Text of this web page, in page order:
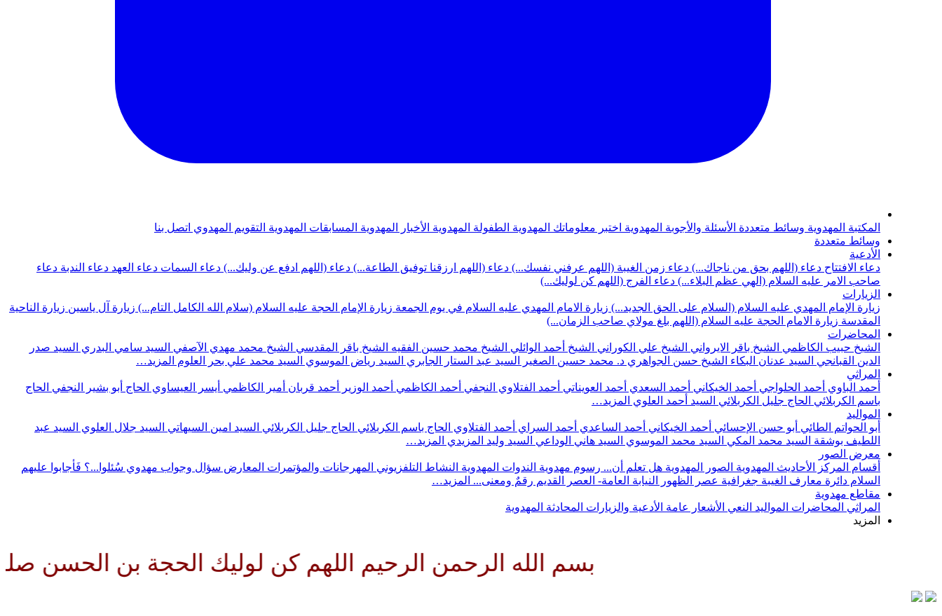
المكتبة المهدوية وسائط متعددة الأسئلة والأجوبة المهدوية اختبر معلوماتك المهدوية الطفولة المهدوية الأخبار المهدوية المسابقات المهدوية التقويم المهدوي اتصل بنا
وسائط متعددة
الأدعية
دعاء الافتتاح دعاء (اللهم بحق من ناجاك...) دعاء زمن الغيبة (اللهم عرفني نفسك...) دعاء (اللهم ارزقنا توفيق الطاعة...) دعاء (اللهم ادفع عن وليك...) دعاء السمات دعاء العهد دعاء الندبة دعاء
صاحب الامر عليه السلام (الهي عظم البلاء...) دعاء الفرج (اللهم كن لوليك...)
الزيارات
زيارة الإمام المهدي عليه السلام (السلام على الحق الجديد...) زيارة الامام المهدي عليه السلام في يوم الجمعة زيارة الإمام الحجة عليه السلام (سلام الله الكامل التام...) زيارة آل ياسين زيارة الناحية
المقدسة زيارة الامام الحجة عليه السلام (اللهم بلغ مولاي صاحب الزمان...)
المحاضرات
الشيخ حبيب الكاظمي الشيخ باقر الايرواني الشيخ علي الكوراني الشيخ أحمد الوائلي الشيخ محمد حسين الفقيه الشيخ باقر المقدسي الشيخ محمد مهدي الآصفي السيد سامي البدري السيد صدر
الدين القبانجي السيد عدنان البكاء الشيخ حسن الجواهري د. محمد حسين الصغير السيد عبد الستار الجابري السيد رياض الموسوي السيد محمد علي بحر العلوم المزيد…
المراثي
أحمد الباوي أحمد الحلواجي أحمد الخيكاني أحمد السعدي أحمد العويناتي أحمد الفتلاوي النجفي أحمد الكاظمي أحمد الوزير أحمد قربان أمير الكاظمي أيسر العيساوي الحاج أبو بشير النجفي الحاج
باسم الكربلائي الحاج جليل الكربلائي السيد أحمد العلوي المزيد…
المواليد
أبو الحواتم الطائي أبو حسن الإحسائي أحمد الخيكاني أحمد الساعدي أحمد السراي أحمد الفتلاوي الحاج باسم الكربلائي الحاج جليل الكربلائي السيد امين السيهاتي السيد جلال العلوي السيد عبد
اللطيف بوشقة السيد محمد المكي السيد محمد الموسوي السيد هاني الوداعي السيد وليد المزيدي المزيد…
معرض الصور
أقسام المركز
الأحاديث المهدوية الصور المهدوية هل تعلم أن... رسوم مهدوية الندوات المهدوية النشاط التلفزيوني المهرجانات والمؤتمرات المعارض سؤال وجواب مهدوي سُئلوا...؟ فَأجابوا عليهم
السلام دائرة معارف الغيبة جغرافية عصر الظهور النيابة العامة- العصر القديم رقمٌ ومعنى... المزيد…
مقاطع مهدوية
المراثي المحاضرات المواليد النعي الأشعار عامة الأدعية والزيارات المحادثة المهدوية
المزيد
بسم الله الرحمن الرحيم اللهم كن لوليك الحجة بن الحسن صلواتك